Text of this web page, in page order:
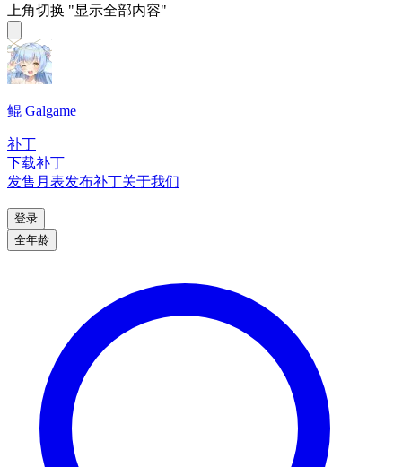
上角切换 "显示全部内容"
鲲 Galgame
补丁
下载补丁
发售月表发布补丁关于我们
登录
全年龄